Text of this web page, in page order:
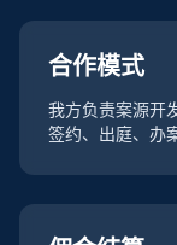
合作模式
我方负责案源开
签约、出庭、办